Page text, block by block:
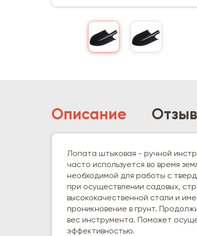
Описание
Лопата штыковая - ручной
часто используется во время
необходимой для работы с
при осуществлении садовых,
высококачественной стали и
проникновение в грунт.
вес инструмента. Поможет
эффективностью.